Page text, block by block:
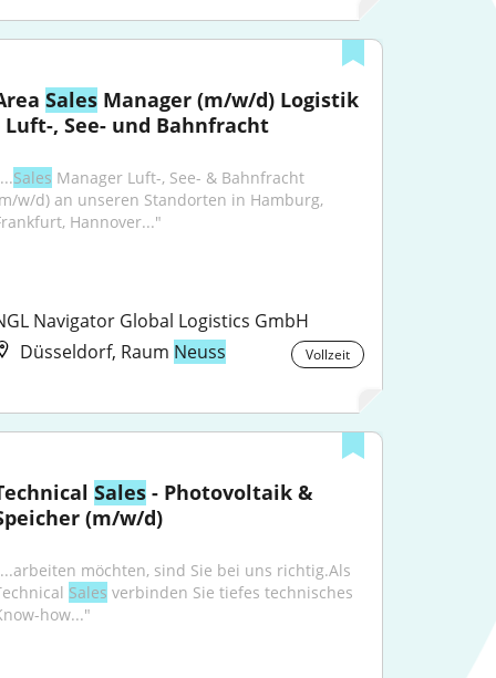
Sales Manager (m/w/d) Logistik
Luft-, See- und Bahnfracht
Sales Manager Luft-, See- & Bahnfracht
w/d) an unseren Standorten in Hamburg,
Hannover..."
Navigator Global Logistics GmbH
Düsseldorf, Raum Neuss Vollzeit
Sales - Photovoltaik &
(m/w/d)
möchten, sind Sie bei uns richtig.Als
Sales verbinden Sie tiefes technisches
how..."